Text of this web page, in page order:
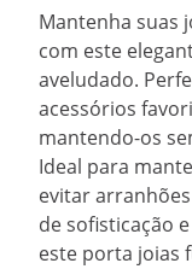
Mantenha suas
com este
aveludado.
acessórios
mantendo-os
Ideal para
evitar
de sofisticação
este porta joias